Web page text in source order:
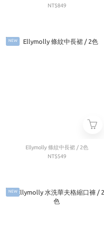
NT$849
NEW
Ellymolly 條紋中長裙 / 2色
NT$549
NEW